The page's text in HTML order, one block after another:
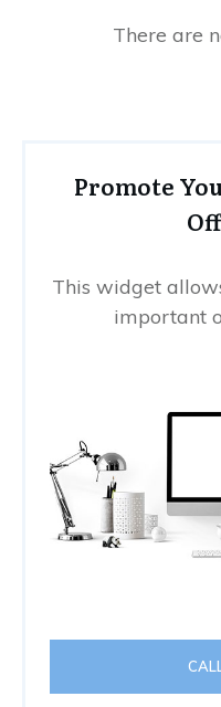
Promote
This widget
important